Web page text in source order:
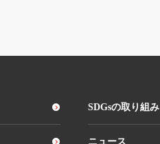
SDGsの取り組み
ニュース